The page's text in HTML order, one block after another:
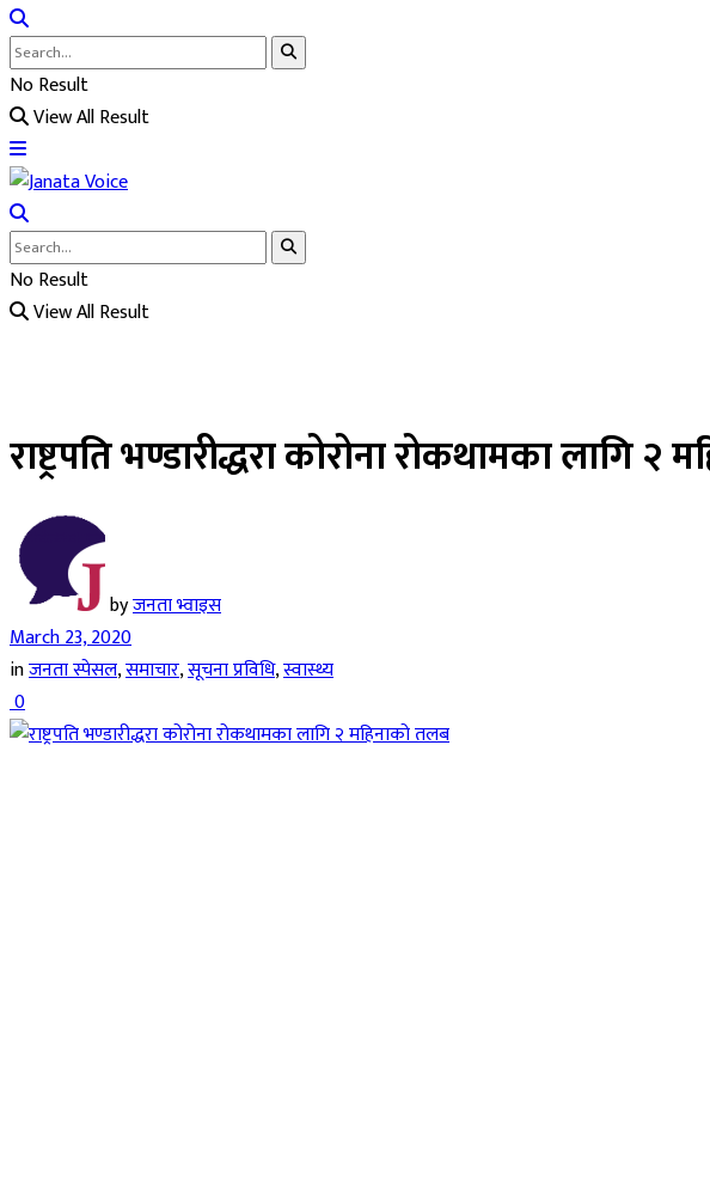
No Result
View All Result
No Result
View All Result
राष्ट्रपति भण्डारीद्धरा कोरोना रोकथामका लागि २
byजनता भ्वाइस
March 23, 2020
inजनता स्पेसल,समाचार,सूचना प्रविधि,स्वास्थ्य
0